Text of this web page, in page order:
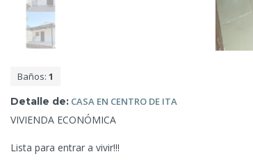
Baños: 1
Detalle de: CASA EN CENTRO DE ITA
VIVIENDA ECONÓMICA
Lista para entrar a vivir!!!